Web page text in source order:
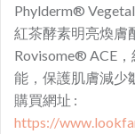
Phylderm®
紅茶酵素明亮煥膚
Rovisome® ACE
能，保護肌膚減少
購買網址 :
https://